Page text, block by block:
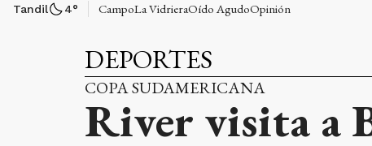
Tandil 4° CampoLa VidrieraOído AgudoOpinión
DEPORTES
COPA SUDAMERICANA
River visita a